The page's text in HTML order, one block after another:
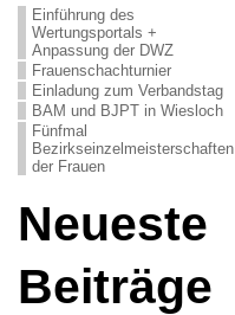
Einführung des
Wertungsportals +
Anpassung der DWZ
Frauenschachturnier
Einladung zum Verbandstag
BAM und BJPT in Wiesloch
Fünfmal
Bezirkseinzelmeisterschaften
der Frauen
Neueste
Beiträge